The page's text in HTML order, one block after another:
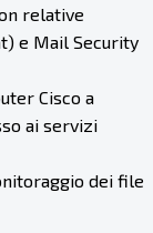
relative
e Mail Security
Cisco a
ai servizi
dei file